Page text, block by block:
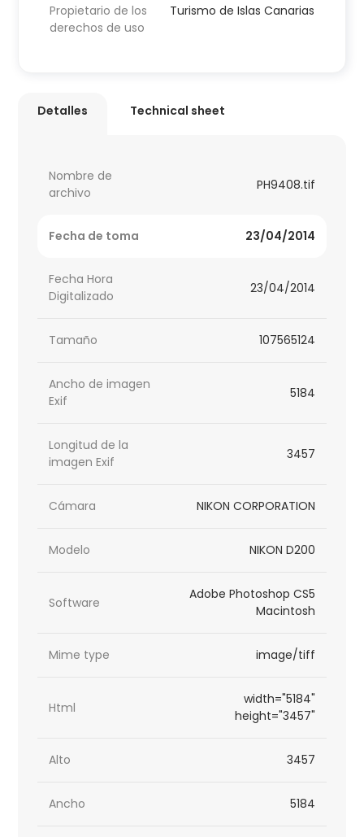
Propietario de los
derechos de uso
Turismo de Islas Canarias
Detalles Technical sheet
Nombre de
archivo
PH9408.tif
Fecha de toma 23/04/2014
Fecha Hora
Digitalizado
23/04/2014
Tamaño 107565124
Ancho de imagen
Exif
5184
Longitud de la
imagen Exif
3457
Cámara NIKON CORPORATION
Modelo NIKON D200
Software
Adobe Photoshop CS5
Macintosh
Mime type image/tiff
Html
width="5184"
height="3457"
Alto 3457
Ancho 5184